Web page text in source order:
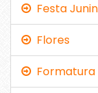
Festa
Flores
Formatura